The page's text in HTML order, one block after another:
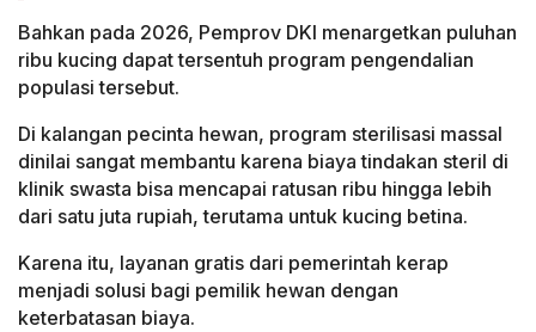
Bahkan pada 2026, Pemprov DKI menargetkan puluhan
ribu kucing dapat tersentuh program pengendalian
populasi tersebut.
Di kalangan pecinta hewan, program sterilisasi massal
dinilai sangat membantu karena biaya tindakan steril di
klinik swasta bisa mencapai ratusan ribu hingga lebih
dari satu juta rupiah, terutama untuk kucing betina.
Karena itu, layanan gratis dari pemerintah kerap
menjadi solusi bagi pemilik hewan dengan
keterbatasan biaya.